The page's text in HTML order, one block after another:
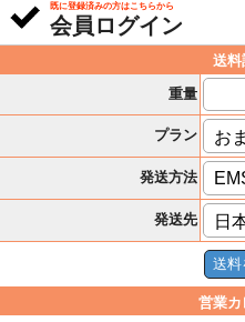
既に登録済みの方はこちらから
会員ログイン
送料
重量
プラン
発送方法
発送先
営業カ